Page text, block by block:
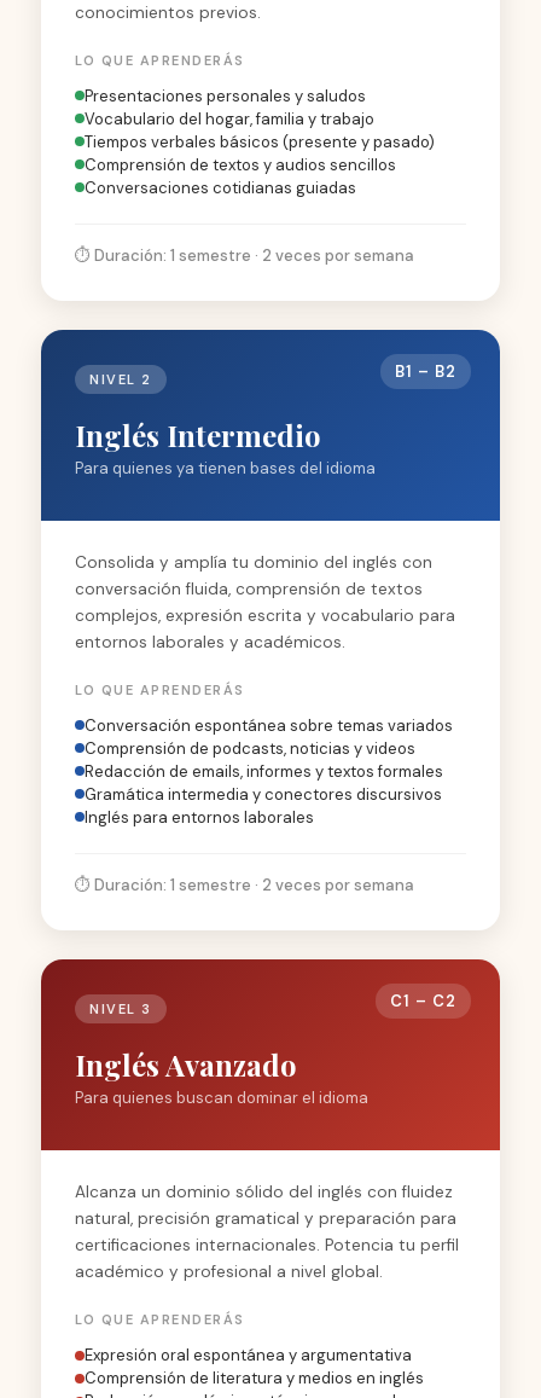
conocimientos previos.
LO QUE APRENDERÁS
Presentaciones personales y saludos
Vocabulario del hogar, familia y trabajo
Tiempos verbales básicos (presente y pasado)
Comprensión de textos y audios sencillos
Conversaciones cotidianas guiadas
⏱️ Duración: 1 semestre · 2 veces por semana
NIVEL 2 B1 – B2
Inglés Intermedio
Para quienes ya tienen bases del idioma
Consolida y amplía tu dominio del inglés con
conversación fluida, comprensión de textos
complejos, expresión escrita y vocabulario para
entornos laborales y académicos.
LO QUE APRENDERÁS
Conversación espontánea sobre temas variados
Comprensión de podcasts, noticias y videos
Redacción de emails, informes y textos formales
Gramática intermedia y conectores discursivos
Inglés para entornos laborales
⏱️ Duración: 1 semestre · 2 veces por semana
NIVEL 3 C1 – C2
Inglés Avanzado
Para quienes buscan dominar el idioma
Alcanza un dominio sólido del inglés con fluidez
natural, precisión gramatical y preparación para
certificaciones internacionales. Potencia tu perfil
académico y profesional a nivel global.
LO QUE APRENDERÁS
Expresión oral espontánea y argumentativa
Comprensión de literatura y medios en inglés